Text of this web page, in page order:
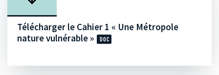
Télécharger le Cahier 1 « Une Métropole
nature vulnérable »